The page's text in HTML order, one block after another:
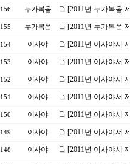
156 누가복음 [2011년 누가복음
155 누가복음 [2011년 누가복음
154 이사야 [2011년 이사야서
153 이사야 [2011년 이사야서
152 이사야 [2011년 이사야서
151 이사야 [2011년 이사야서
150 이사야 [2011년 이사야서
149 이사야 [2011년 이사야서
148 이사야 [2011년 이사야서